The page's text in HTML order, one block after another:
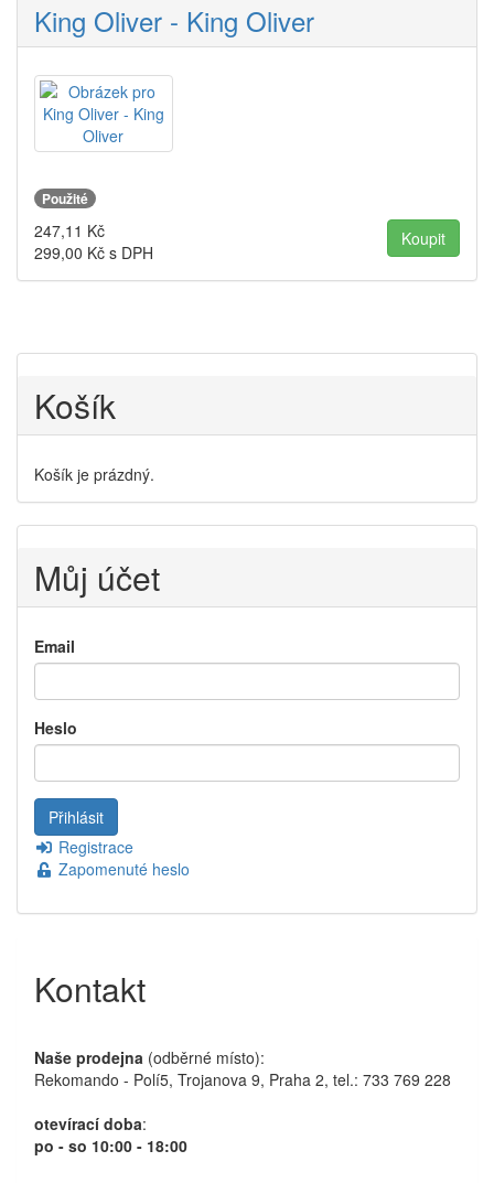
King Oliver - King Oliver
Použité
247,11 Kč
299,00 Kč s DPH
Košík
Košík je prázdný.
Můj účet
Email
Heslo
Registrace
Zapomenuté heslo
Kontakt
Naše prodejna (odběrné místo):
Rekomando - Polí5, Trojanova 9, Praha 2, tel.: 733 769 228
otevírací doba:
po - so 10:00 - 18:00